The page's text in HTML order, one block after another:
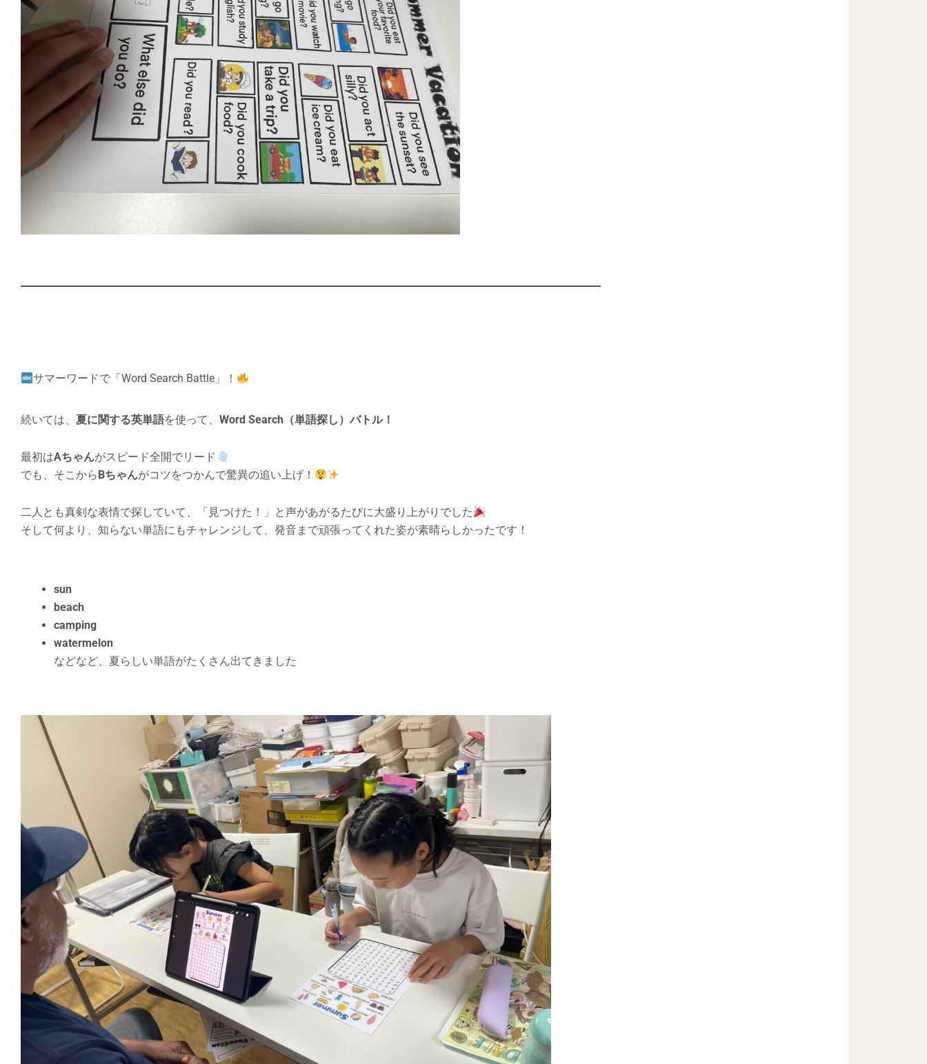
サマーワードで「Word Search Battle」！
続いては、 夏に関する英単語を使って、 Word Search（単語探し）バトル！
最初はAちゃんがスピード全開でリード
でも、そこから Bちゃんがコツをつかんで驚異の追い上げ！
二人とも真剣な表情で探していて、「見つけた！」と声があがるたびに大盛り上がりでした
そして何より、知らない単語にもチャレンジして、発音まで頑張ってくれた姿が素晴らしかったです！
sun
beach
camping
watermelon
などなど、夏らしい単語がたくさん出てきました